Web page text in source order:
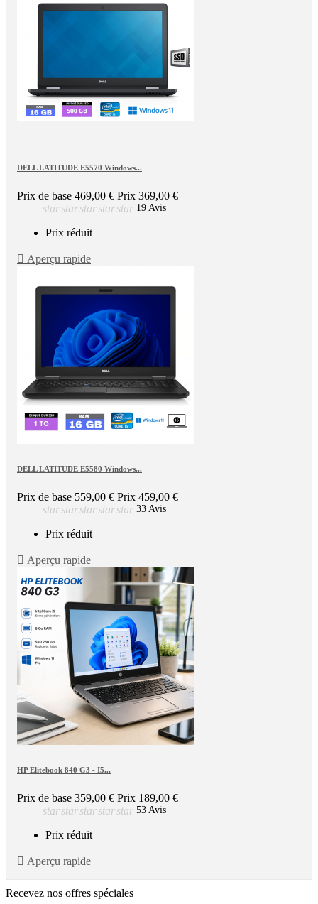
DELL LATITUDE E5570 Windows...
Prix de base 469,00 € Prix 369,00 €
starstarstarstarstar 19 Avis
Prix réduit
 Aperçu rapide
DELL LATITUDE E5580 Windows...
Prix de base 559,00 € Prix 459,00 €
starstarstarstarstar 33 Avis
Prix réduit
 Aperçu rapide
HP Elitebook 840 G3 - I5...
Prix de base 359,00 € Prix 189,00 €
starstarstarstarstar 53 Avis
Prix réduit
 Aperçu rapide
Recevez nos offres spéciales